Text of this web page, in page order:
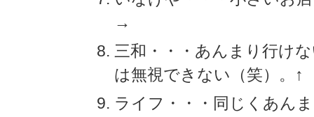
→
三和・・・あんまり行け
は無視できない（笑）。↑
ライフ・・・同じくあん